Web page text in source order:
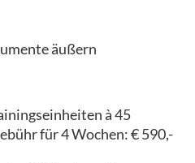
äußern
à 45
für 4 Wochen: € 590,-